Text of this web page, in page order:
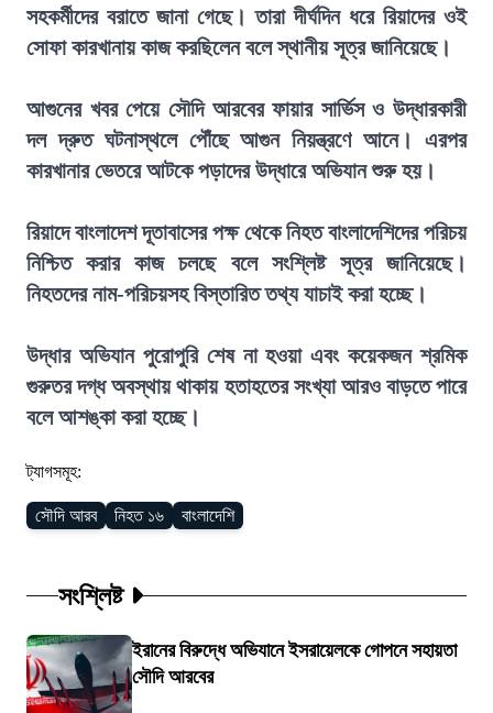
সহকর্মীদের বরাতে জানা গেছে। তারা দীর্ঘদিন ধরে রিয়াদের ওই
সোফা কারখানায় কাজ করছিলেন বলে স্থানীয় সূত্র জানিয়েছে।
আগুনের খবর পেয়ে সৌদি আরবের ফায়ার সার্ভিস ও উদ্ধারকারী
দল দ্রুত ঘটনাস্থলে পৌঁছে আগুন নিয়ন্ত্রণে আনে। এরপর
কারখানার ভেতরে আটকে পড়াদের উদ্ধারে অভিযান শুরু হয়।
রিয়াদে বাংলাদেশ দূতাবাসের পক্ষ থেকে নিহত বাংলাদেশিদের পরিচয়
নিশ্চিত করার কাজ চলছে বলে সংশ্লিষ্ট সূত্র জানিয়েছে।
নিহতদের নাম-পরিচয়সহ বিস্তারিত তথ্য যাচাই করা হচ্ছে।
উদ্ধার অভিযান পুরোপুরি শেষ না হওয়া এবং কয়েকজন শ্রমিক
গুরুতর দগ্ধ অবস্থায় থাকায় হতাহতের সংখ্যা আরও বাড়তে পারে
বলে আশঙ্কা করা হচ্ছে।
ট্যাগসমূহ:
সৌদি আরব নিহত ১৬ বাংলাদেশি
সংশ্লিষ্ট
ইরানের বিরুদ্ধে অভিযানে ইসরায়েলকে গোপনে সহায়তা
সৌদি আরবের